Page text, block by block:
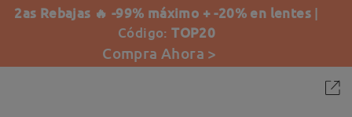
2as Rebajas 🔥 -99% máximo + -20% en lentes |
Código:TOP20
Compra Ahora >